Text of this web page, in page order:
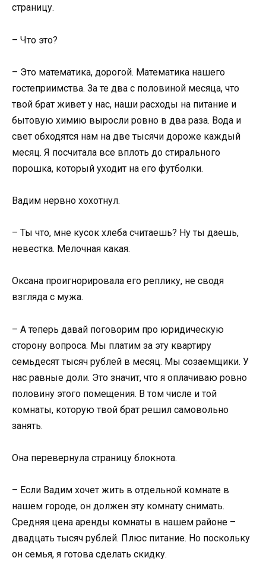
страницу.
– Что это?
– Это математика, дорогой. Математика нашего
гостеприимства. За те два с половиной месяца, что
твой брат живет у нас, наши расходы на питание и
бытовую химию выросли ровно в два раза. Вода и
свет обходятся нам на две тысячи дороже каждый
месяц. Я посчитала все вплоть до стирального
порошка, который уходит на его футболки.
Вадим нервно хохотнул.
– Ты что, мне кусок хлеба считаешь? Ну ты даешь,
невестка. Мелочная какая.
Оксана проигнорировала его реплику, не сводя
взгляда с мужа.
– А теперь давай поговорим про юридическую
сторону вопроса. Мы платим за эту квартиру
семьдесят тысяч рублей в месяц. Мы созаемщики. У
нас равные доли. Это значит, что я оплачиваю ровно
половину этого помещения. В том числе и той
комнаты, которую твой брат решил самовольно
занять.
Она перевернула страницу блокнота.
– Если Вадим хочет жить в отдельной комнате в
нашем городе, он должен эту комнату снимать.
Средняя цена аренды комнаты в нашем районе –
двадцать тысяч рублей. Плюс питание. Но поскольку
он семья, я готова сделать скидку.